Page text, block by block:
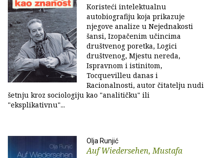
Koristeći intelektualnu
autobiografiju koja prikazuje
njegove analize u Nejednakosti
šansi, Izopačenim učincima
društvenog poretka, Logici
društvenog, Mjestu nereda,
Ispravnom i istinitom,
Tocquevilleu danas i
Racionalnosti, autor čitatelju nudi
šetnju kroz sociologiju kao "analitičku" ili
"eksplikativnu"...
Olja Runjić
Auf Wiedersehen, Mustafa